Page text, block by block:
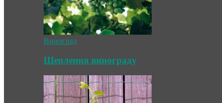
Виноград
Щеплення винограду